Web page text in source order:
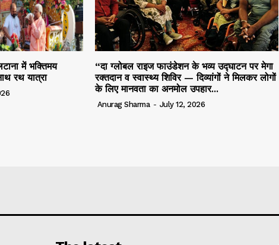
में भक्तिमय
रथ यात्रा
“दा ग्लोबल राइज फाउंडेशन के भव्य उद्घाटन पर मेगा
रक्तदान व स्वास्थ्य शिविर — दिव्यांगों ने मिलकर लोगों
के लिए मानवता का अनमोल उपहार...
Anurag Sharma - July 12, 2026